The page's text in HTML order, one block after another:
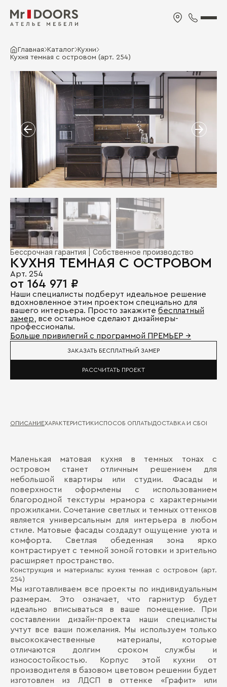
Главная Каталог Кухни
Кухня темная с островом (арт. 254)
Бессрочная гарантия | Собственное производство
КУХНЯ ТЕМНАЯ С ОСТРОВОМ
Арт. 254
от 164 971 ₽
Наши специалисты подберут идеальное решение
вдохновленное этим проектом специально для
вашего интерьера. Просто закажите бесплатный
замер , все остальное сделают дизайнеры-
профессионалы.
Больше привилегий с программой ПРЕМЬЕР →
ЗАКАЗАТЬ БЕСПЛАТНЫЙ ЗАМЕР
РАССЧИТАТЬ ПРОЕКТ
ОПИСАНИЕХАРАКТЕРИСТИКИСПОСОБ ОПЛАТЫДОСТАВКА И СБОРКА
Маленькая матовая кухня в темных тонах с
островом станет отличным решением для
небольшой квартиры или студии. Фасады и
поверхности оформлены с использованием
благородной текстуры мрамора с характерными
прожилками. Сочетание светлых и темных оттенков
является универсальным для интерьера в любом
стиле. Матовые фасады создадут ощущение уюта и
комфорта. Светлая обеденная зона ярко
контрастирует с темной зоной готовки и зрительно
расширяет пространство.
Конструкция и материалы: кухня темная с островом (арт.
254)
Мы изготавливаем все проекты по индивидуальным
размерам. Это означает, что гарнитур будет
идеально вписываться в ваше помещение. При
составлении дизайн-проекта наши специалисты
учтут все ваши пожелания. Мы используем только
высококачественные материалы, которые
отличаются долгим сроком службы и
износостойкостью. Корпус этой кухни от
производителя в базовом цветовом решении будет
изготовлен из ЛДСП в оттенке «Графит» или